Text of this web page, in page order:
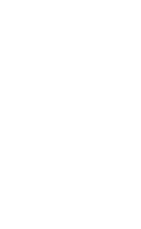
שמחירה
שקלים לפני החידוש). לזו תאורת
חכם, תפעול חשמלי
אקלים